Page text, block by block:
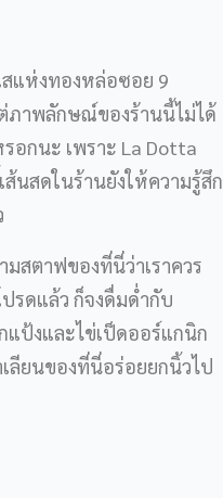
สแห่งทองหล่อซอย 9
ภาพลักษณ์ของร้านนี้ไม่ได้
อกนะ เพราะ La Dotta
นสดในร้านยังให้ความรู้สึก
สตาฟของที่นี่ว่าเราควร
รดแล้ว ก็จงดื่มด่ำกับ
ป้งและไข่เป็ดออร์แกนิก
ลียนของที่นี่อร่อยยกนิ้วไป